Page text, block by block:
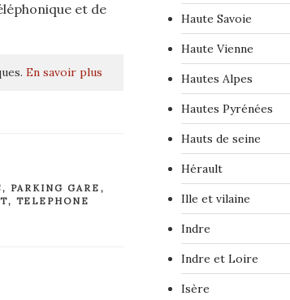
et de
En savoir plus
, PARKING GARE ,
, TELEPHONE
Haute Savoie
Haute Vienne
Hautes Alpes
Hautes Pyrénées
Hauts de seine
Hérault
Ille et vilaine
Indre
Indre et Loire
Isère